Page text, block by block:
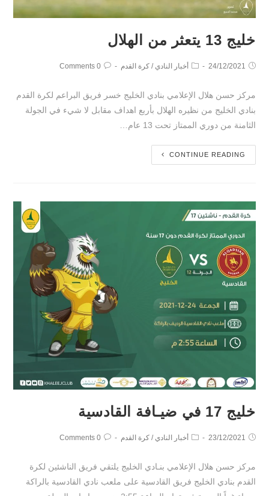
خليج 13 يتعثر من الهلال
24/12/2021 أخبار النادي / كرة القدم 0 Comments
مركز حسن هلال الإعلامي بنادي الخليج خسر فريق البراعم لكرة القدم
بنادي الخليج من نظيره الهلال بأربع اهداف مقابل لا شيء في الجولة
الثامنة من دوري الممتاز تحت 13 عام…
CONTINUE READING
خليج 17 في ضيـافة القادسية
23/12/2021 أخبار النادي / كرة القدم 0 Comments
مركز حسن هلال الإعلامي بنـادي الخليج يلتقي فريق الناشئين لكرة
القدم بنادي الخليج فريق القادسية على ملعب نادي القادسية بالراكة